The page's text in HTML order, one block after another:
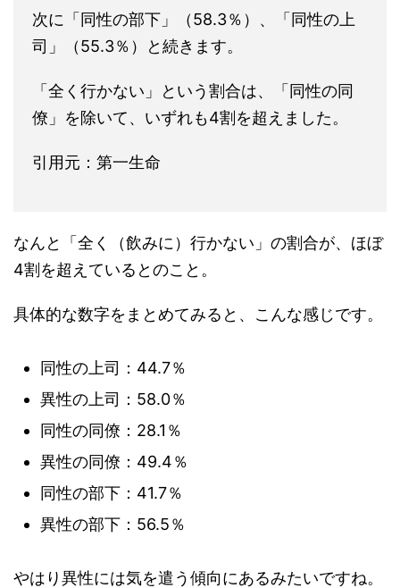
次に「同性の部下」（58.3％）、「同性の上
司」（55.3％）と続きます。
「全く行かない」という割合は、「同性の同
僚」を除いて、いずれも4割を超えました。
引用元：第一生命
なんと「全く（飲みに）行かない」の割合が、ほぼ
4割を超えているとのこと。
具体的な数字をまとめてみると、こんな感じです。
同性の上司：44.7％
異性の上司：58.0％
同性の同僚：28.1％
異性の同僚：49.4％
同性の部下：41.7％
異性の部下：56.5％
やはり異性には気を遣う傾向にあるみたいですね。